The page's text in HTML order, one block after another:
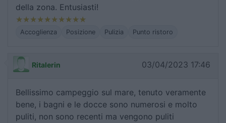
della zona. Entusiasti!
Accoglienza Posizione Pulizia Punto ristoro
Ritalerin 03/04/2023 17:46
Bellissimo campeggio sul mare, tenuto veramente
bene, i bagni e le docce sono numerosi e molto
puliti, non sono recenti ma vengono puliti